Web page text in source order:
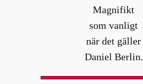
Magnifikt
som vanligt
när det gäller
Daniel Berlin.